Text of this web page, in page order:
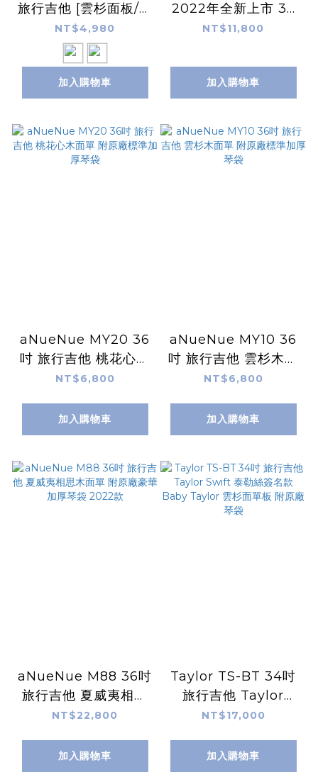
旅行吉他 [雲杉面板/桃
花心木面板]
NT$4,980
加入購物車
2022年全新上市 36
吋 旅行吉他 台灣相思
厚琴袋
NT$11,800
加入購物車
aNueNue MY20 36
吋 旅行吉他 桃花心木
面單 附原廠標準加厚
NT$6,800
加入購物車
aNueNue MY10 36
吋 旅行吉他 雲杉木面
單 附原廠標準加厚琴
NT$6,800
加入購物車
aNueNue M88 36吋
旅行吉他 夏威夷相思
木面單 附原廠豪華加
NT$22,800
加入購物車
Taylor TS-BT 34吋
旅行吉他 Taylor
Swift 泰勒絲簽名款
單板 附原廠琴袋
NT$17,000
加入購物車